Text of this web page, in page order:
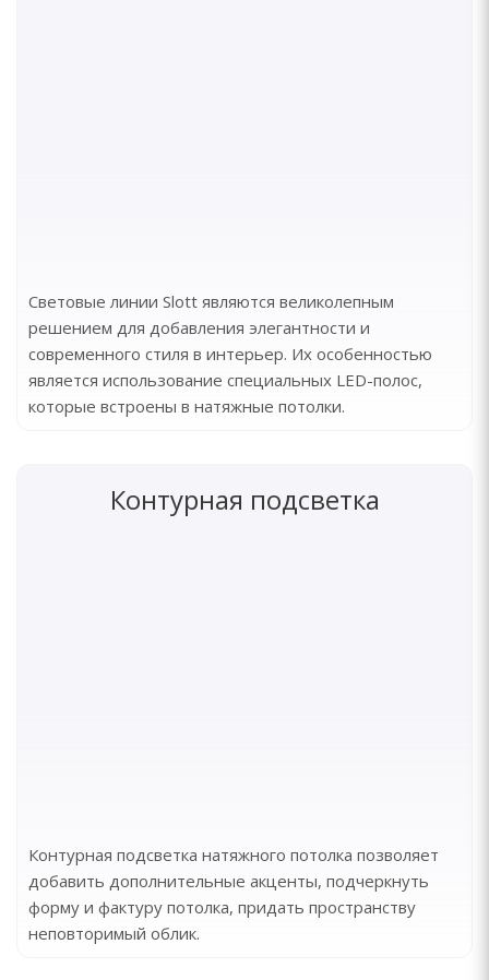
Световые линии Slott являются великолепным
решением для добавления элегантности и
современного стиля в интерьер. Их особенностью
является использование специальных LED-полос,
которые встроены в натяжные потолки.
Контурная подсветка
Контурная подсветка натяжного потолка позволяет
добавить дополнительные акценты, подчеркнуть
форму и фактуру потолка, придать пространству
неповторимый облик.